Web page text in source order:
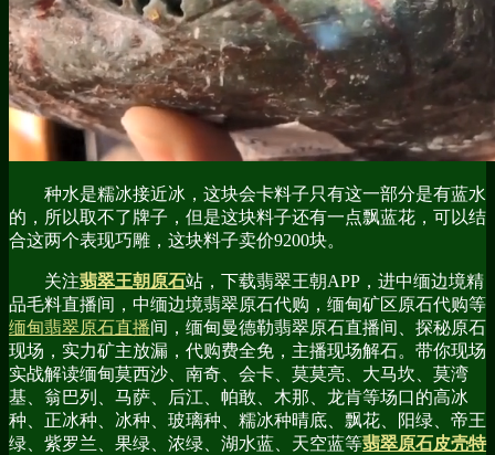
种水是糯冰接近冰，这块会卡料子只有这一部分是有蓝水
的，所以取不了牌子，但是这块料子还有一点飘蓝花，可以结
合这两个表现巧雕，这块料子卖价9200块。
关注翡翠王朝原石站，下载翡翠王朝APP，进中缅边境精
品毛料直播间，中缅边境翡翠原石代购，缅甸矿区原石代购等
缅甸翡翠原石直播间，缅甸曼德勒翡翠原石直播间、探秘原石
现场，实力矿主放漏，代购费全免，主播现场解石。带你现场
实战解读缅甸莫西沙、南奇、会卡、莫莫亮、大马坎、莫湾
基、翁巴列、马萨、后江、帕敢、木那、龙肯等场口的高冰
种、正冰种、冰种、玻璃种、糯冰种晴底、飘花、阳绿、帝王
绿、紫罗兰、果绿、浓绿、湖水蓝、天空蓝等翡翠原石皮壳特